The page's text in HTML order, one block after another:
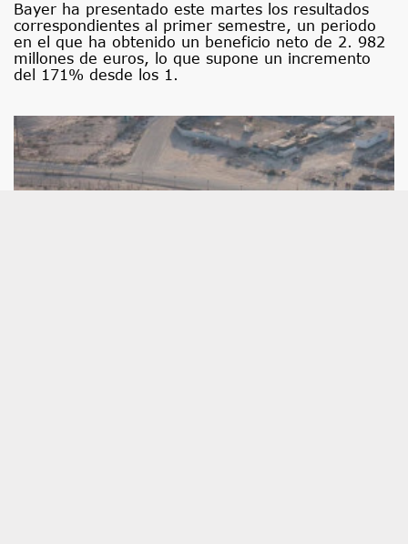
Bayer ha presentado este martes los resultados
correspondientes al primer semestre, un periodo
en el que ha obtenido un beneficio neto de 2. 982
millones de euros, lo que supone un incremento
del 171% desde los 1.